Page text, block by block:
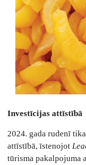
Investīcijas attīstībā
2024. gada rudenī
attīstībā, īstenojot
tūrisma pakalpojuma